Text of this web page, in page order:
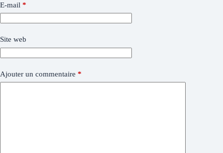
E-mail *
Site web
Ajouter un commentaire *